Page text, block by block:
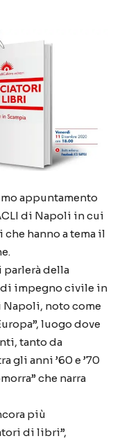
appuntamento
di Napoli in cui
hanno a tema il
parlerà della
impegno civile in
noto come
luogo dove
tanto da
gli anni ’60 e ’70
che narra
più
di libri”,